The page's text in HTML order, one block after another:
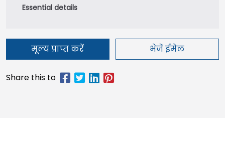
मूल्य प्राप्त करें भेजें ईमेल